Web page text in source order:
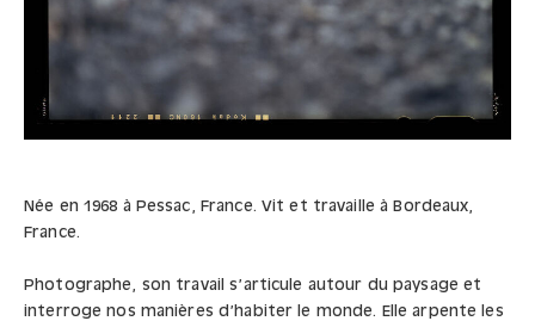
Née en 1968 à Pessac, France. Vit et travaille à Bordeaux,
France.
Photographe, son travail s’articule autour du paysage et
interroge nos manières d’habiter le monde. Elle arpente les